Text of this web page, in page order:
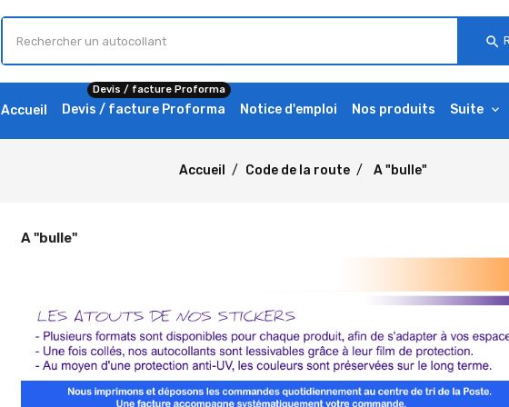
search
Accueil Devis / facture Proforma
Devis / facture Proforma
Notice d'emploi Nos produits Suite
Accueil Code de la route A "bulle"
A "bulle"